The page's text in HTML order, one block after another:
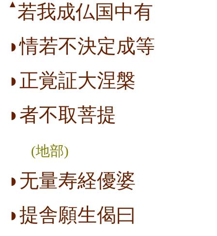
▲若我成仏国中有
◗情若不決定成等
◗正覚証大涅槃
◗者不取菩提
(地部)
◗无量寿経優婆
◗提舎願生偈曰